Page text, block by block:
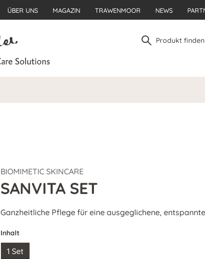
ÜBER UNS MAGAZIN TRAWENMOOR NEWS
BIOMIMETIC SKINCARE
SANVITA SET
Ganzheitliche Pflege für eine ausgeglichene,
Inhalt
1 Set